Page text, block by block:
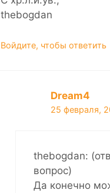
thebogdan
Войдите, чтобы ответить
Dream4
25 февраля,
thebogdan:
вопрос)
Да конечно